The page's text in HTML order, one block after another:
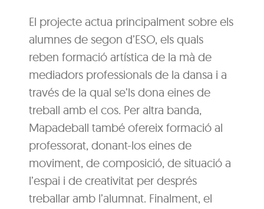
El projecte actua principalment sobre els
alumnes de segon d’ESO, els quals
reben formació artística de la mà de
mediadors professionals de la dansa i a
través de la qual se’ls dona eines de
treball amb el cos. Per altra banda,
Mapadeball també ofereix formació al
professorat, donant-los eines de
moviment, de composició, de situació a
l’espai i de creativitat per després
treballar amb l’alumnat. Finalment, el